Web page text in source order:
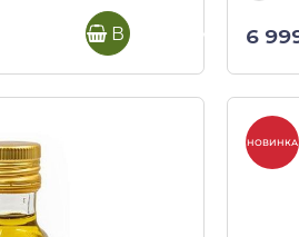
В корзину 6
НОВИНКА